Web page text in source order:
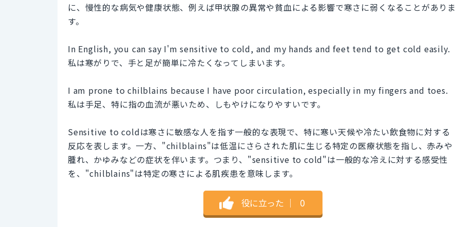
に、慢性的な病気や健康状態、例えば甲状腺の異常や貧血による影響で寒さに弱くなることがありま
す。
In English, you can say I'm sensitive to cold, and my hands and feet tend to get cold easily.
私は寒がりで、手と足が簡単に冷たくなってしまいます。
I am prone to chilblains because I have poor circulation, especially in my fingers and toes.
私は手足、特に指の血流が悪いため、しもやけになりやすいです。
Sensitive to coldは寒さに敏感な人を指す一般的な表現で、特に寒い天候や冷たい飲食物に対する
反応を表します。一方、"chilblains"は低温にさらされた肌に生じる特定の医療状態を指し、赤みや
腫れ、かゆみなどの症状を伴います。つまり、"sensitive to cold"は一般的な冷えに対する感受性
を、"chilblains"は特定の寒さによる肌疾患を意味します。
役に立った ｜ 0